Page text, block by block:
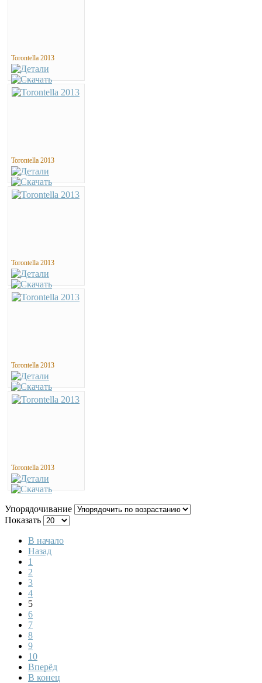
Torontella 2013
Torontella 2013
Torontella 2013
Torontella 2013
Torontella 2013
Упорядочивание
Показать
В начало
Назад
1
2
3
4
5
6
7
8
9
10
Вперёд
В конец